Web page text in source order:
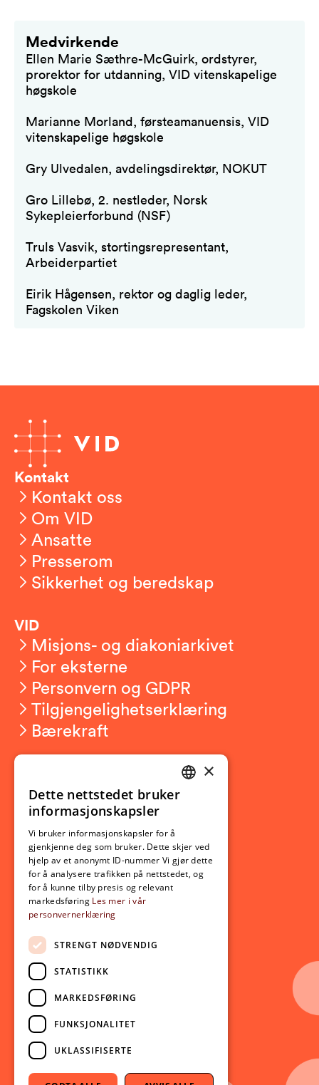
Medvirkende
Ellen Marie Sæthre-McGuirk, ordstyrer,
prorektor for utdanning, VID vitenskapelige
høgskole
Marianne Morland, førsteamanuensis, VID
vitenskapelige høgskole
Gry Ulvedalen, avdelingsdirektør, NOKUT
Gro Lillebø, 2. nestleder, Norsk
Sykepleierforbund (NSF)
Truls Vasvik, stortingsrepresentant,
Arbeiderpartiet
Eirik Hågensen, rektor og daglig leder,
Fagskolen Viken
Kontakt
Kontakt oss
Om VID
Ansatte
Presserom
Sikkerhet og beredskap
VID
Misjons- og diakoniarkivet
For eksterne
Personvern og GDPR
Tilgjengelighetserklæring
Bærekraft
Ny student
Utveksling
Opptak
Lov- og regelverk
Aktuelt
Nyheter
Arrangementer
Nyhetsbrev
Ledige stillinger
Følg oss på sosiale medier:
Facebook
Instagram
Youtube
NORWEGIAN
×
Dette nettstedet bruker
informasjonskapsler
Vi bruker informasjonskapsler for å
gjenkjenne deg som bruker. Dette skjer ved
hjelp av et anonymt ID-nummer Vi gjør dette
for å analysere trafikken på nettstedet, og
for å kunne tilby presis og relevant
markedsføring Les mer i vår
personvernerklæring
STRENGT NØDVENDIG
STATISTIKK
MARKEDSFØRING
FUNKSJONALITET
UKLASSIFISERTE